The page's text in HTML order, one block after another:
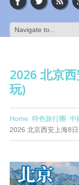
2026 北京
玩)
Home 特色旅行團 中
2026 北京西安上海8